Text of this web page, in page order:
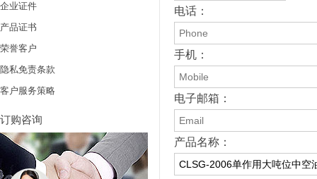
企业证件
产品证书
荣誉客户
隐私免责条款
客户服务策略
订购咨询
电话：
手机：
电子邮箱：
产品名称：